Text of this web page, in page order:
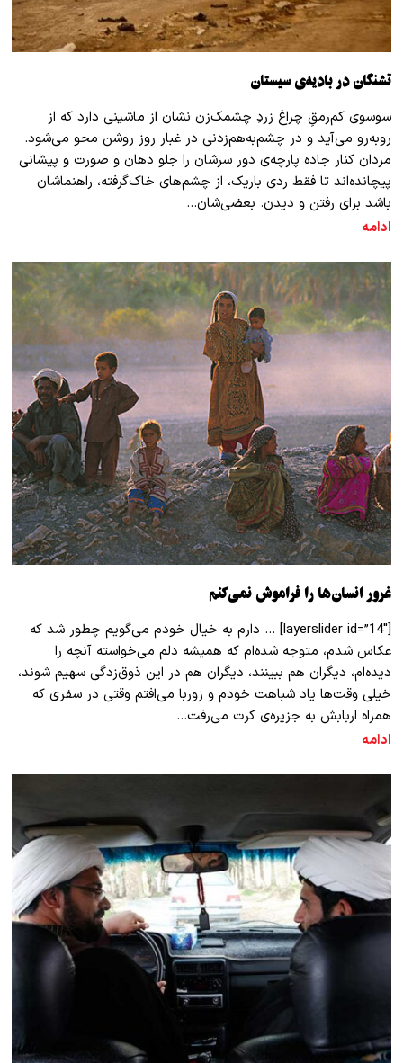
تشنگان در بادیه‌ی سیستان
سوسوی کم‌رمقِ چراغ زردِ چشمک‌زن نشان از ماشینی دارد که از
روبه‌رو می‌آید و در چشم‌به‌هم‌زدنی در غبار روز روشن محو می‌شود.
مردان کنار جاده پارچه‌ی دور سرشان را جلو دهان و صورت و پیشانی
پیچانده‌اند تا فقط ردی باریک، از چشم‌های خاک‌گرفته، راهنماشان
باشد برای رفتن و دیدن. بعضی‌شان…
ادامه
غرور انسان‌ها را فراموش نمی‌کنم
[layerslider id=”14″] … دارم به خیال خودم می‌گویم چطور شد که
عکاس شدم، متوجه شده‌ام که همیشه دلم می‌خواسته آنچه را
دیده‌ام، دیگران هم ببینند، دیگران هم در این ذوق‌زدگی سهیم شوند،
خیلی وقت‌ها یاد شباهت خودم و زوربا می‌افتم وقتی در سفری که
همراه اربابش به جزیره‌ی کرت می‌رفت…
ادامه